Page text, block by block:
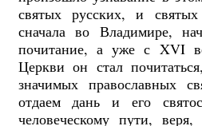
святых русских, и
сначала во Владимире,
почитание, а уже с XVI
Церкви он стал
значимых православных
отдаем дань и его
человеческому пути,